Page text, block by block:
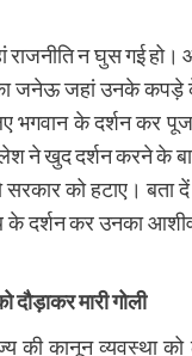
राजनीति न घुस गई
का जनेऊ जहां उनके
भगवान के दर्शन कर
ने खुद दर्शन करने के
को हटाए।
के दर्शन कर उनका
मारी गोली
की कानून व्यवस्था